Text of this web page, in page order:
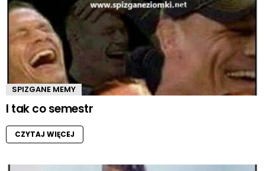
SPIZGANE MEMY
I tak co semestr
CZYTAJ WIĘCEJ